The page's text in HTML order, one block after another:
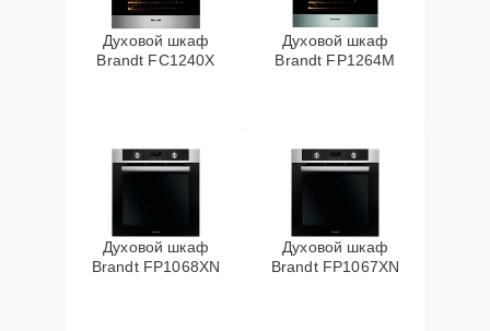
Духовой шкаф
Brandt FC1240X
Духовой шкаф
Brandt FP1264M
Духовой шкаф
Brandt FP1068XN
Духовой шкаф
Brandt FP1067XN